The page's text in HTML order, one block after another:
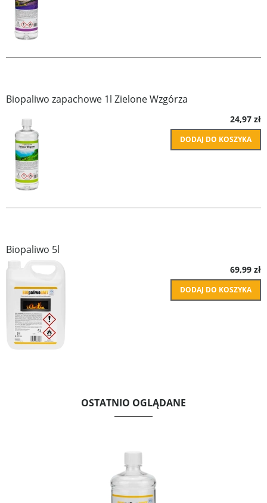
Biopaliwo zapachowe 1l Zielone Wzgórza
24,97 zł
DODAJ DO KOSZYKA
Biopaliwo 5l
69,99 zł
DODAJ DO KOSZYKA
OSTATNIO OGLĄDANE